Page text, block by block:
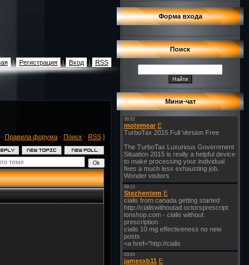
| Регистрация | Вход | RSS
· Правила форума · Поиск · RSS ]
Форма входа
Поиск
Мини-чат